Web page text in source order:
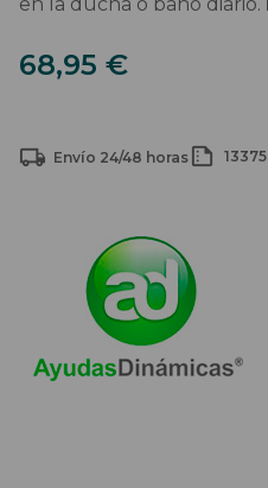
en la ducha o baño diario.
68,95 €Asiento
bañera
PORTOFINO
Envío 24/48 horas 13375